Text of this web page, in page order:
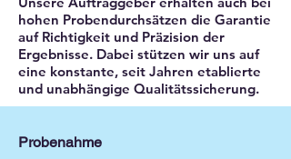
hohen Probendurchsätzen die Garantie
auf Richtigkeit und Präzision der
Ergebnisse. Dabei stützen wir uns auf
eine konstante, seit Jahren etablierte
und unabhängige Qualitätssicherung.
Probenahme